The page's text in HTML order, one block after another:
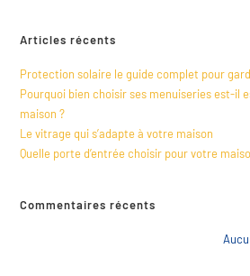
Articles récents
Protection solaire le guide complet pour
Pourquoi bien choisir ses menuiseries est-il
maison ?
Le vitrage qui s’adapte à votre maison
Quelle porte d’entrée choisir pour votre
Commentaires récents